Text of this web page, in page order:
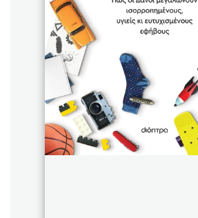
Sebastian Fitzek
Playlist